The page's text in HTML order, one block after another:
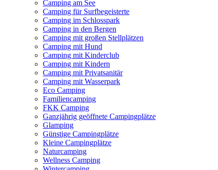
Camping am See
Camping für Surfbegeisterte
Camping im Schlosspark
Camping in den Bergen
Camping mit großen Stellplätzen
Camping mit Hund
Camping mit Kinderclub
Camping mit Kindern
Camping mit Privatsanitär
Camping mit Wasserpark
Eco Camping
Familiencamping
FKK Camping
Ganzjährig geöffnete Campingplätze
Glamping
Günstige Campingplätze
Kleine Campingplätze
Naturcamping
Wellness Camping